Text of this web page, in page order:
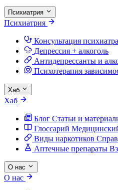
Психиатрия
Психиатрия
Консультация психиатра
Депрессия + алкоголь
Антидепрессанты и
Психотерапия
Хаб
Хаб
Блог Статьи и
Глоссарий
Виды наркотиков
Аптечные препараты
О нас
О нас